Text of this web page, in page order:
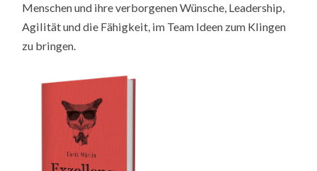
Menschen und ihre verborgenen Wünsche, Leadership,
Agilität und die Fähigkeit, im Team Ideen zum Klingen
zu bringen.